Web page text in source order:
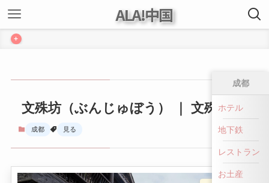
ALA!中国
+
文殊坊（ぶんじゅぼう） ｜ 文殊坊
成都 見る
成都
ホテル
地下鉄
レストラン
お土産